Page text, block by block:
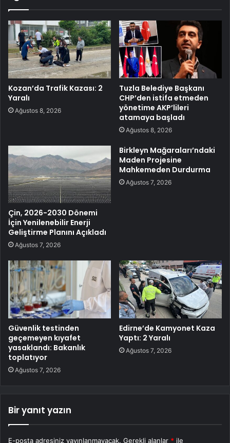
Kozan’da Trafik Kazası: 2
Yaralı
Ağustos 8, 2026
Tuzla Belediye Başkanı
CHP’den istifa etmeden
yönetime AKP’lileri
atamaya başladı
Ağustos 8, 2026
Çin, 2026-2030 Dönemi
İçin Yenilenebilir Enerji
Geliştirme Planını Açıkladı
Ağustos 7, 2026
Birkleyn Mağaraları’ndaki
Maden Projesine
Mahkemeden Durdurma
Ağustos 7, 2026
Güvenlik testinden
geçemeyen kıyafet
yasaklandı: Bakanlık
toplatıyor
Ağustos 7, 2026
Edirne’de Kamyonet Kaza
Yaptı: 2 Yaralı
Ağustos 7, 2026
Bir yanıt yazın
E-posta adresiniz yayınlanmayacak. Gerekli alanlar * ile